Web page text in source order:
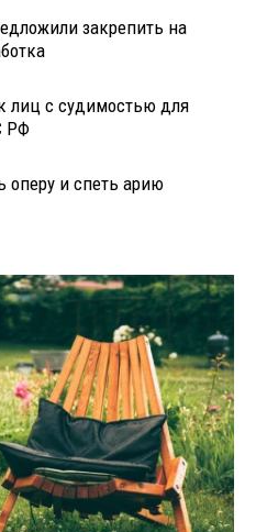
закрепить на
лиц с судимостью для
РФ
оперу и спеть арию